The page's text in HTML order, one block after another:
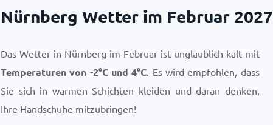
Nürnberg Wetter im Februar 2027
Das Wetter in Nürnberg im Februar ist unglaublich kalt mit
Temperaturen von -2°Cund4°C. Es wird empfohlen, dass
Sie sich in warmen Schichten kleiden und daran denken,
Ihre Handschuhe mitzubringen!